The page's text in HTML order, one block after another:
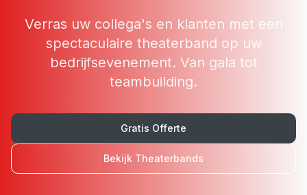
Verras uw collega's en klanten met een
spectaculaire theaterband op uw
bedrijfsevenement. Van gala tot
teambuilding.
Gratis Offerte
Bekijk Theaterbands